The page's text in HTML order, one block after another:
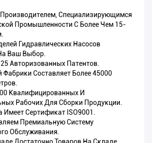
Специализирующимся
Промышленности С Более Чем 15-
Гидравлических Насосов
Ваш Выбор.
Авторизованных Патентов.
Составляет Более 45000
Квалифицированных И
Рабочих Для Сборки Продукции.
Имеет Сертификат ISO9001.
Премиальную Систему
Обслуживания.